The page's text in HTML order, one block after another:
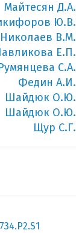
Майтесян Д.А.
Ю.В.
Николаев В.М.
Е.П.
С.А.
Федин А.И.
Шайдюк О.Ю.
Шайдюк О.Ю.
Щур С.Г.